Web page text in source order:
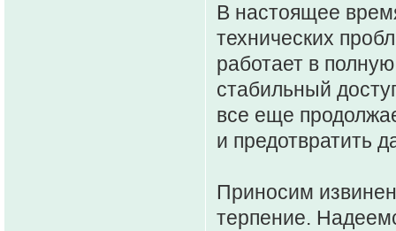
В настоящее
технических
работает в
стабильный
все еще
и предотвратить
Приносим
терпение.